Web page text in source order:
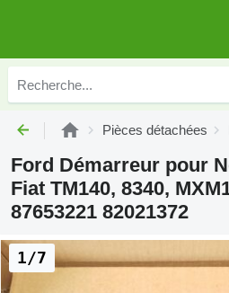
Pièces détachées
Ford Démarreur pour
Fiat TM140, 8340,
87653221 82021372
1/7